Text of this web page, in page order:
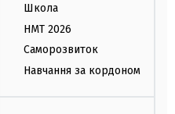
Школа
НМТ 2026
Саморозвиток
Навчання за кордоном